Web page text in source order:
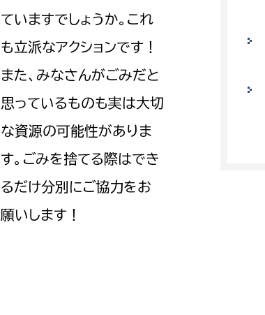
ていますでしょうか。これ
も立派なアクションです！
また、みなさんがごみだと
思っているものも実は大切
な資源の可能性がありま
す。ごみを捨てる際はでき
るだけ分別にご協力をお
願いします！